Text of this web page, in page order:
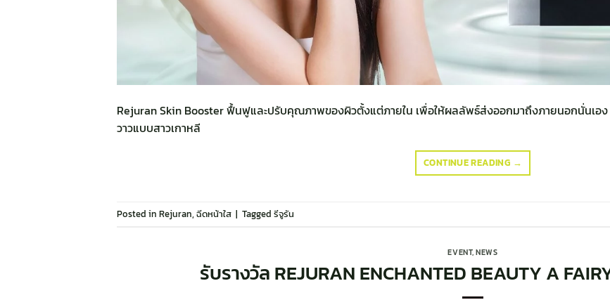
Rejuran Skin Booster ฟื้นฟูและปรับคุณภาพของผิวตั้งแต่ภายใน เพื่อให้ผลลัพธ์ส่งออกมาถึงภายนอกนั่นเอ
วาวแบบสาวเกาหลี
CONTINUE READING →
Posted inRejuran,ฉีดหน้าใส | Taggedรีจูรัน
EVENT,NEWS
รับรางวัล REJURAN ENCHANTED BEAUTY A